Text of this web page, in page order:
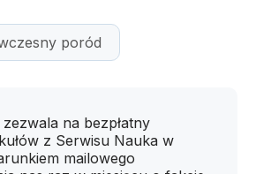
poród
na bezpłatny
z Serwisu Nauka w
mailowego